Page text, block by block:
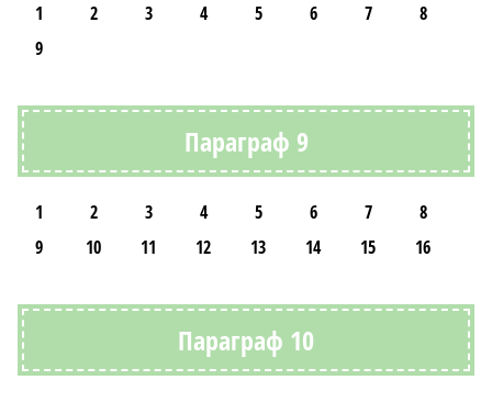
1 2 3 4 5 6 7
8
9
Параграф 9
1 2 3 4 5 6 7
8
9
10 11 12 13 14 15 16
Параграф 10